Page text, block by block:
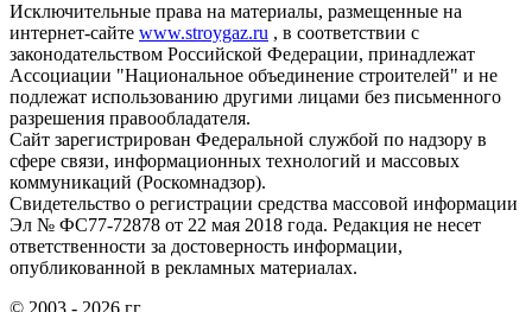
Исключительные права на материалы, размещенные на
интернет-сайте www.stroygaz.ru , в соответствии с
законодательством Российской Федерации, принадлежат
Ассоциации "Национальное объединение строителей" и не
подлежат использованию другими лицами без письменного
разрешения правообладателя.
Сайт зарегистрирован Федеральной службой по надзору в
сфере связи, информационных технологий и массовых
коммуникаций (Роскомнадзор).
Свидетельство о регистрации средства массовой информации
Эл № ФС77-72878 от 22 мая 2018 года. Редакция не несет
ответственности за достоверность информации,
опубликованной в рекламных материалах.